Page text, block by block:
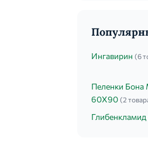
Ингавирин (6
Пеленки Бона
60Х90 (2
Глибенкламид